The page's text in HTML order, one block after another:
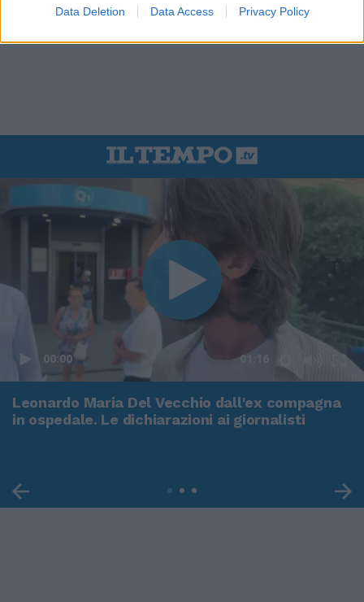
Data Deletion Data Access Privacy Policy
00:00 01:16
Leonardo Maria Del Vecchio dall'ex compagna
in ospedale. Le dichiarazioni ai giornalisti